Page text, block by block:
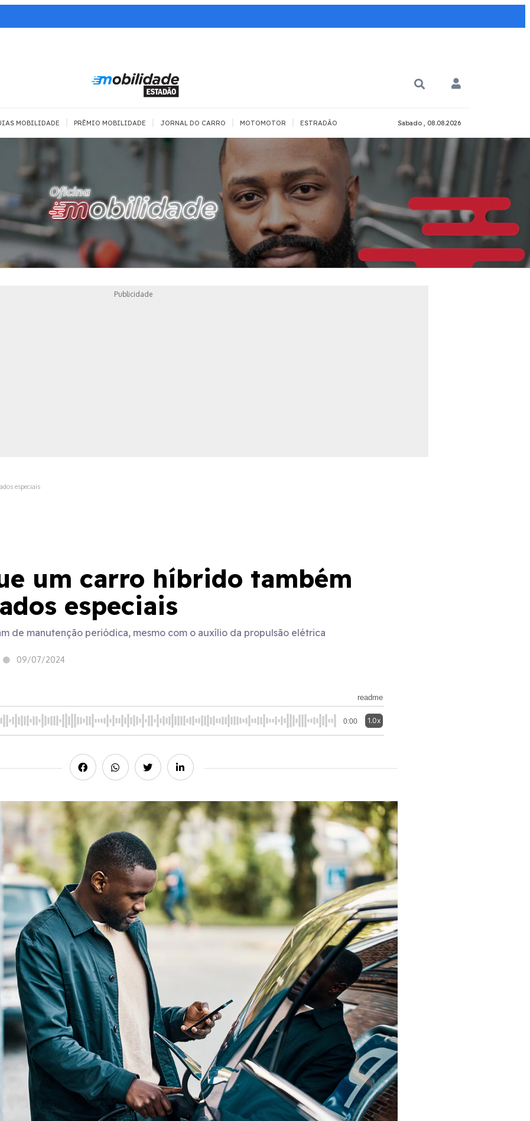
MOBILIDADE COM
Todos
Trânsito
MOBILIDADE PARA QUÊ?
Todos
Dia a dia
Empreender
Se divertir
Todos
MOBILIDADE PRÊMIO MOBILIDADE JORNAL DO CARRO MOTOMOTOR ESTRADÃO Sabado , 08.08.2026
Publicidade
especiais
um carro híbrido também
especiais
de manutenção periódica, mesmo com o auxílio da propulsão elétrica
09/07/2024
readme
0:00 1.0x